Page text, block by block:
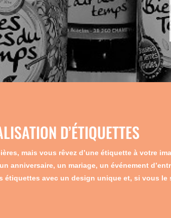
D’ÉTIQUETTES
mais vous rêvez d’une étiquette à votre
anniversaire, un mariage, un événement
étiquettes avec un design unique et, si vous